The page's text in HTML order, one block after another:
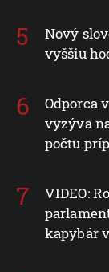
Nový
vyššiu
Odporca
vyzýva
počtu
VIDEO:
kapybár